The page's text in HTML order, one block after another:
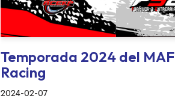
Temporada 2024 del MAF
Racing
2024-02-07